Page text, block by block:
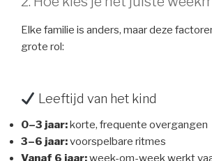
Elke familie is anders, maar deze
grote rol:
Leeftijd van het kind
0–3 jaar: korte, frequente overgangen
3–6 jaar:voorspelbare ritmes